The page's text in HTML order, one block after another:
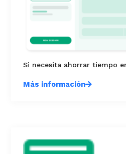
Si necesita ahorrar tiempo
Más información